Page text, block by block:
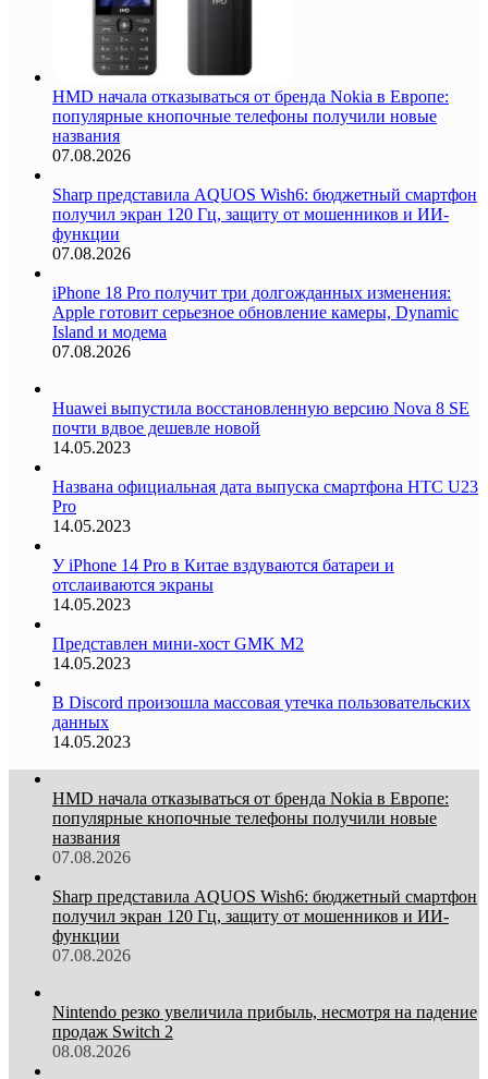
HMD начала отказываться от бренда Nokia в Европе:
популярные кнопочные телефоны получили новые
названия
07.08.2026
Sharp представила AQUOS Wish6: бюджетный смартфон
получил экран 120 Гц, защиту от мошенников и ИИ-
функции
07.08.2026
iPhone 18 Pro получит три долгожданных изменения:
Apple готовит серьезное обновление камеры, Dynamic
Island и модема
07.08.2026
Huawei выпустила восстановленную версию Nova 8 SE
почти вдвое дешевле новой
14.05.2023
Названа официальная дата выпуска смартфона HTC U23
Pro
14.05.2023
У iPhone 14 Pro в Китае вздуваются батареи и
отслаиваются экраны
14.05.2023
Представлен мини-хост GMK M2
14.05.2023
В Discord произошла массовая утечка пользовательских
данных
14.05.2023
HMD начала отказываться от бренда Nokia в Европе:
популярные кнопочные телефоны получили новые
названия
07.08.2026
Sharp представила AQUOS Wish6: бюджетный смартфон
получил экран 120 Гц, защиту от мошенников и ИИ-
функции
07.08.2026
Nintendo резко увеличила прибыль, несмотря на падение
продаж Switch 2
08.08.2026